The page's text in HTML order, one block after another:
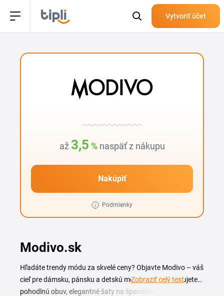
Vytvoriť účet
až 3,5 % naspäť z nákupu
Nakúpiť
Podmienky
Modivo.sk
Hľadáte trendy módu za skvelé ceny? Objavte Modivo – váš
cieľ pre dámsku, pánsku a detskú módu. Či už potrebujete
pohodlnú obuv, elegantné šaty na špeciálnu príležitosť,
Zobraziť celý text